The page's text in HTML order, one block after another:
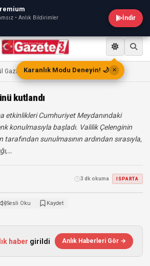
• Anlık Bildirimler İndir
Gaziler Günü kutlandı
kutlandı
etkinlikleri Cumhuriyet Meydanındaki
konulmasıyla başladı. Valilik Çelenginin
sunulmasının ardından sırasıyla,
3 dk okuma ISPARTA
Sesli Oku Kaydet
haber girildi Anlık Haberleri Gör →
Karanlık Modu Deneyin! 🌙 ✕